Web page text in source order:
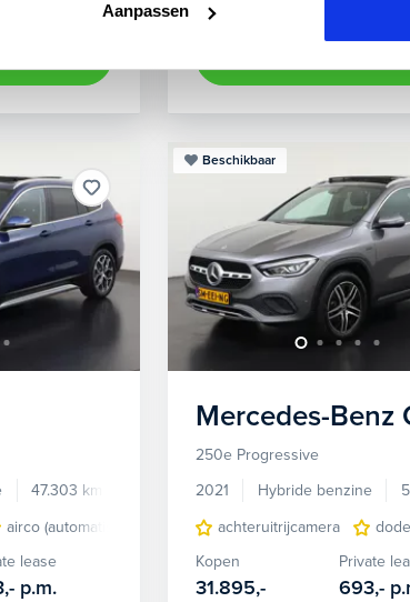
Aanpassen
47.303 km
airco (automatisch) elektrisch glazen panorama-dak
lease
p.m.
Beschikbaar
Mercedes-Benz
250e Progressive
2021
Hybride benzine
achteruitrijcamera
Kopen
31.895,-
Private
693,-